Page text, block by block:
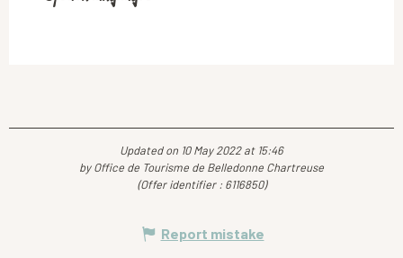
Updated on 10 May 2022 at 15:46
by Office de Tourisme de Belledonne Chartreuse
(Offer identifier : 6116850)
Report mistake